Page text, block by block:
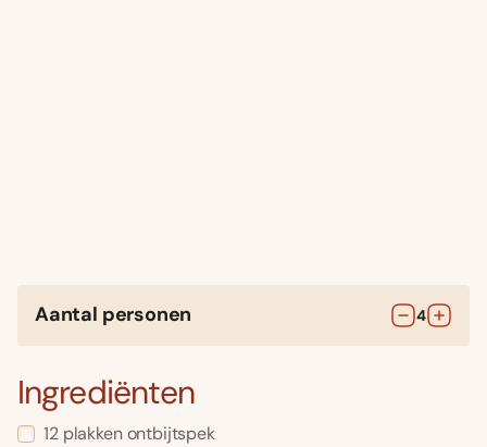
Aantal personen 4
Ingrediënten
12 plakken ontbijtspek